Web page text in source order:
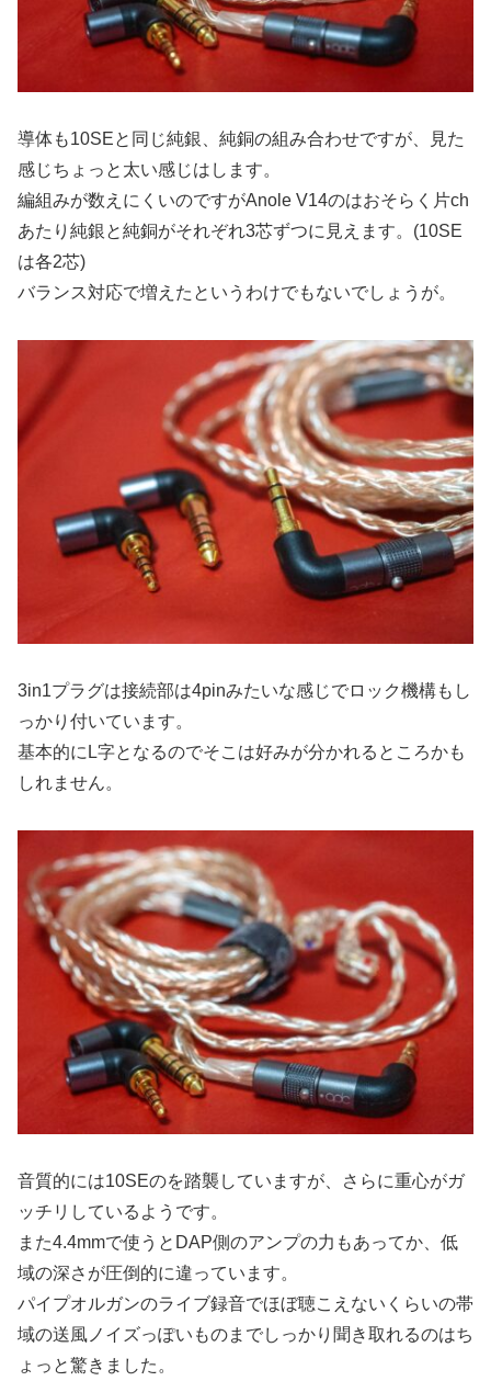
導体も10SEと同じ純銀、純銅の組み合わせですが、見た
感じちょっと太い感じはします。
編組みが数えにくいのですがAnole V14のはおそらく片ch
あたり純銀と純銅がそれぞれ3芯ずつに見えます。(10SE
は各2芯)
バランス対応で増えたというわけでもないでしょうが。
3in1プラグは接続部は4pinみたいな感じでロック機構もし
っかり付いています。
基本的にL字となるのでそこは好みが分かれるところかも
しれません。
音質的には10SEのを踏襲していますが、さらに重心がガ
ッチリしているようです。
また4.4mmで使うとDAP側のアンプの力もあってか、低
域の深さが圧倒的に違っています。
パイプオルガンのライブ録音でほぼ聴こえないくらいの帯
域の送風ノイズっぽいものまでしっかり聞き取れるのはち
ょっと驚きました。